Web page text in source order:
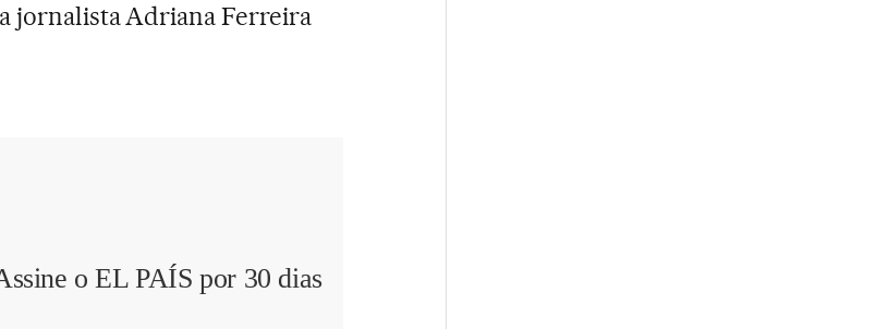
jornalista Adriana Ferreira
o EL PAÍS por 30 dias